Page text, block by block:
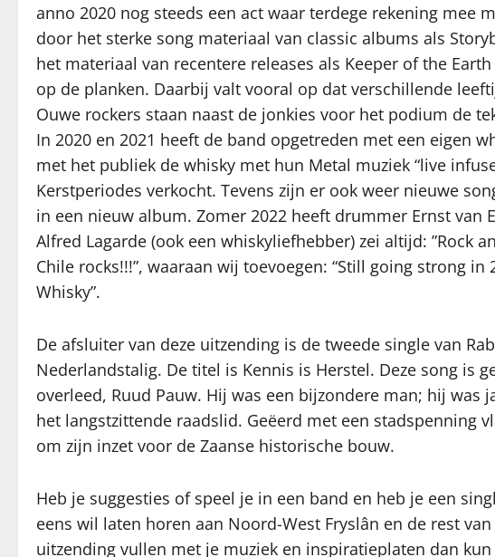
anno 2020 nog steeds een act waar terdege rekening mee
door het sterke song materiaal van classic albums als
het materiaal van recentere releases als Keeper of the
op de planken. Daarbij valt vooral op dat verschillende
Ouwe rockers staan naast de jonkies voor het podium de
In 2020 en 2021 heeft de band opgetreden met een eigen
met het publiek de whisky met hun Metal muziek “live
Kerstperiodes verkocht. Tevens zijn er ook weer nieuwe
in een nieuw album. Zomer 2022 heeft drummer Ernst van
Alfred Lagarde (ook een whiskyliefhebber) zei altijd: ”Rock
Chile rocks!!!”, waaraan wij toevoegen: “Still going strong
Whisky”.
De afsluiter van deze uitzending is de tweede single van
Nederlandstalig. De titel is Kennis is Herstel. Deze song is
overleed, Ruud Pauw. Hij was een bijzondere man; hij was
het langstzittende raadslid. Geëerd met een stadspenning
om zijn inzet voor de Zaanse historische bouw.
Heb je suggesties of speel je in een band en heb je een
eens wil laten horen aan Noord-West Fryslân en de rest
uitzending vullen met je muziek en inspiratieplaten dan